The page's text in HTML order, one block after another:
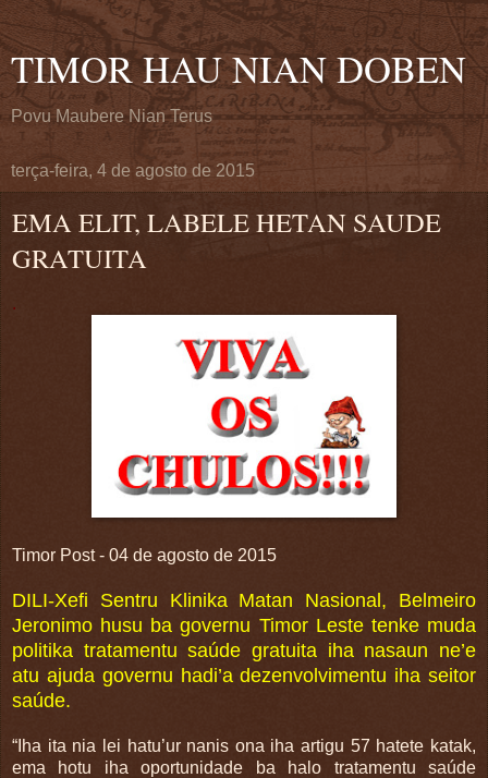
TIMOR HAU NIAN DOBEN
Povu Maubere Nian Terus
terça-feira, 4 de agosto de 2015
EMA ELIT, LABELE HETAN SAUDE
GRATUITA
.
Timor Post - 04 de agosto de 2015
DILI-Xefi Sentru Klinika Matan Nasional, Belmeiro
Jeronimo husu ba governu Timor Leste tenke muda
politika tratamentu saúde gratuita iha nasaun ne’e
atu ajuda governu hadi’a dezenvolvimentu iha seitor
saúde.
“Iha ita nia lei hatu’ur nanis ona iha artigu 57 hatete katak,
ema hotu iha oportunidade ba halo tratamentu saúde